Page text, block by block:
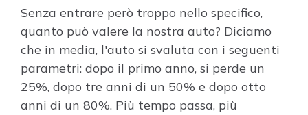
Senza entrare però troppo nello specifico,
quanto può valere la nostra auto? Diciamo
che in media, l'auto si svaluta con i seguenti
parametri: dopo il primo anno, si perde un
25%, dopo tre anni di un 50% e dopo otto
anni di un 80%. Più tempo passa, più